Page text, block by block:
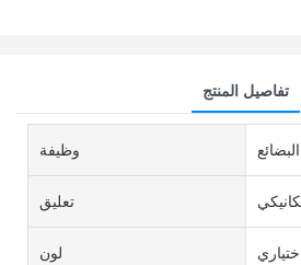
تفاصيل المنتج
وظيفة
تعليق
لون